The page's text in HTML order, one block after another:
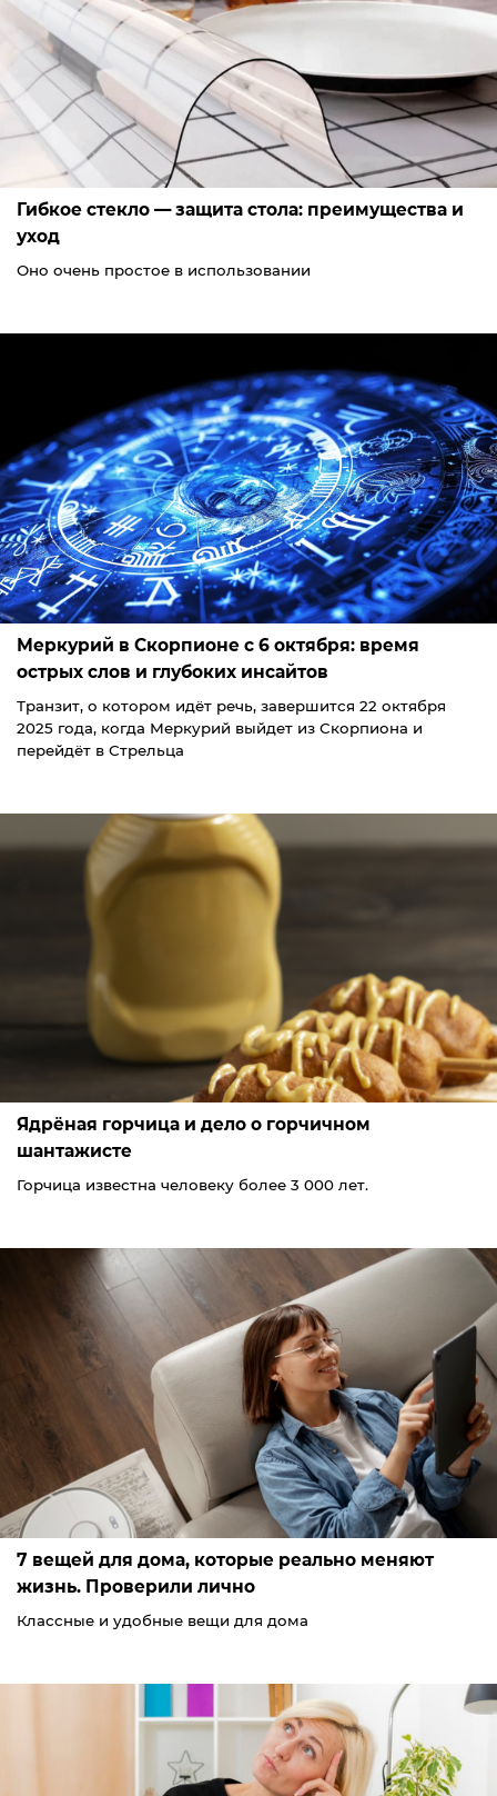
Гибкое стекло — защита стола: преимущества и
уход
Оно очень простое в использовании
Меркурий в Скорпионе с 6 октября: время
острых слов и глубоких инсайтов
Транзит, о котором идёт речь, завершится 22 октября
2025 года, когда Меркурий выйдет из Скорпиона и
перейдёт в Стрельца
Ядрёная горчица и дело о горчичном
шантажисте
Горчица известна человеку более 3 000 лет.
7 вещей для дома, которые реально меняют
жизнь. Проверили лично
Классные и удобные вещи для дома